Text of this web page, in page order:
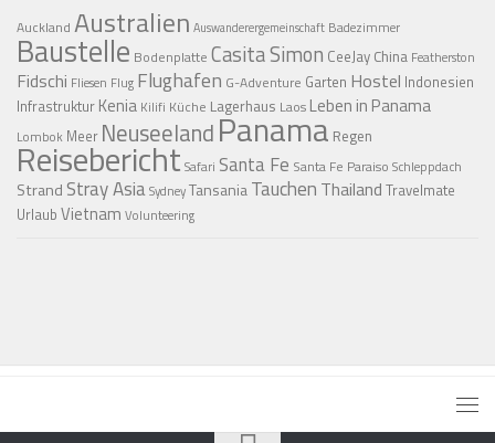
Auckland Australien Auswanderergemeinschaft Badezimmer
Baustelle Bodenplatte Casita Simon CeeJay China Featherston
Fidschi Fliesen Flug Flughafen G-Adventure Garten Hostel Indonesien
Infrastruktur Kenia Kilifi Küche Lagerhaus Laos Leben in Panama
Lombok Meer NeuseelandPanama Regen
Reisebericht Safari Santa Fe Santa Fe Paraiso Schleppdach
Strand Stray AsiaSydneyTansaniaTauchen Thailand Travelmate
Urlaub Vietnam Volunteering